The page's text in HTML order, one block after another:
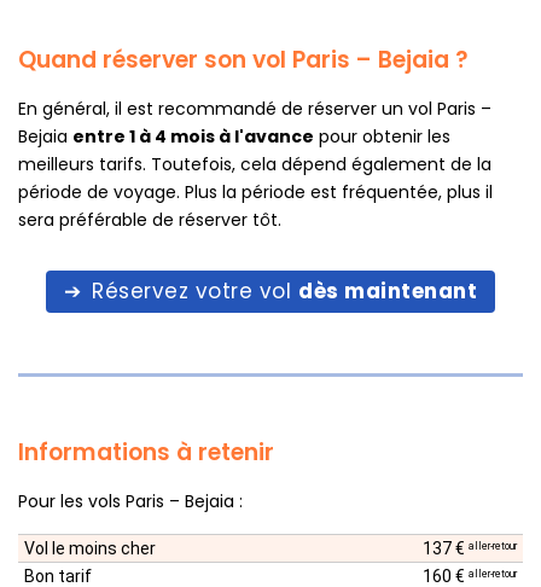
Quand réserver son vol Paris – Bejaia ?
En général, il est recommandé de réserver un vol Paris –
Bejaia entre 1 à 4 mois à l'avance pour obtenir les
meilleurs tarifs. Toutefois, cela dépend également de la
période de voyage. Plus la période est fréquentée, plus il
sera préférable de réserver tôt.
Réservez votre vol dès maintenant
Informations à retenir
Pour les vols Paris – Bejaia :
Vol le moins cher 137 € aller-retour
Bon tarif 160 € aller-retour